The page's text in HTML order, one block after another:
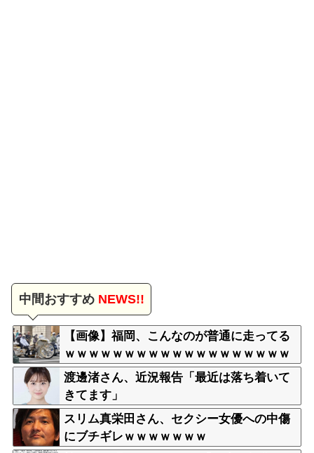
中間おすすめNEWS!!
【画像】福岡、こんなのが普通に走ってる
ｗｗｗｗｗｗｗｗｗｗｗｗｗｗｗｗｗｗｗ
ｗｗｗｗｗｗｗｗｗｗｗｗｗｗｗｗｗｗｗ
ｗｗ
渡邊渚さん、近況報告「最近は落ち着いて
きてます」
スリム真栄田さん、セクシー女優への中傷
にブチギレｗｗｗｗｗｗｗ